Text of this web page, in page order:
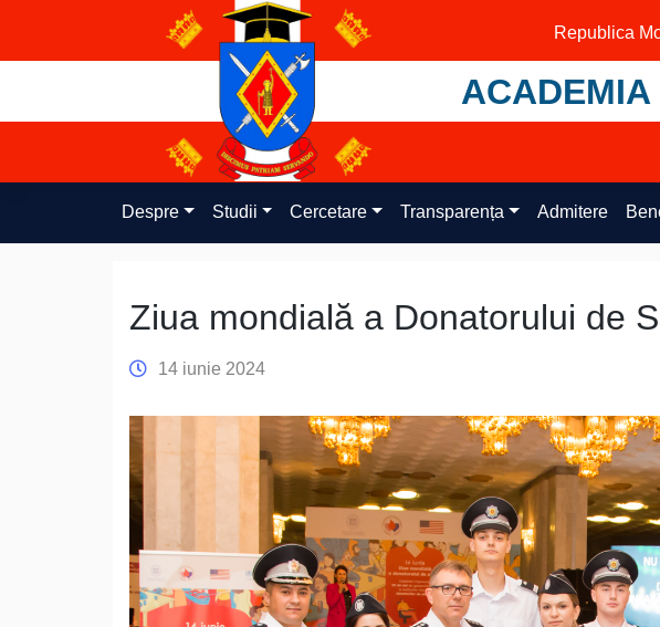
content
Republica
Despre Studii Cercetare Transparența Admitere
Ziua mondială a Donatorului de
14 iunie 2024